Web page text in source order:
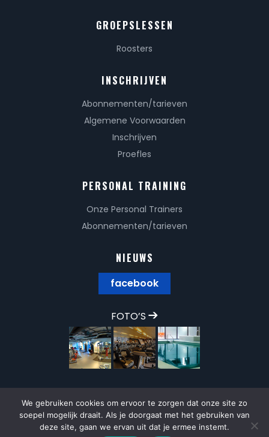
GROEPSLESSEN
Roosters
INSCHRIJVEN
Abonnementen/tarieven
Algemene Voorwaarden
Inschrijven
Proefles
PERSONAL TRAINING
Onze Personal Trainers
Abonnementen/tarieven
NIEUWS
facebook
FOTO’S
We gebruiken cookies om ervoor te zorgen dat onze site zo
soepel mogelijk draait. Als je doorgaat met het gebruiken van
deze site, gaan we ervan uit dat je ermee instemt.